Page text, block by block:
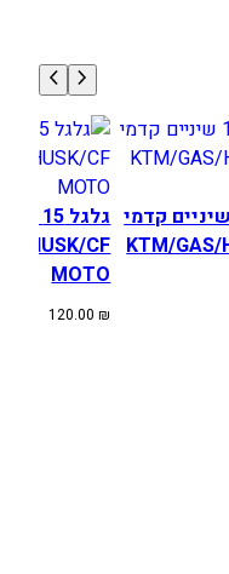
14 שיניים קדמי
KTM/GAS/
גלגל
HUSK/CF
MOTO
120.00₪